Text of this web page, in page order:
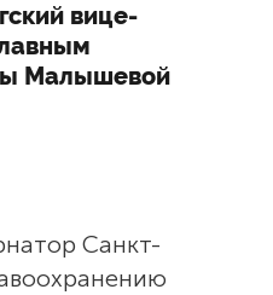
вице-
Малышевой
Санкт-